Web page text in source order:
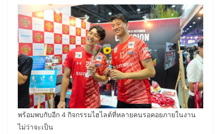
พร้อมพบกับอีก 4 กิจกรรมไฮไลต์ที่หลายคนรอคอยภายในงาน
ไม่ว่าจะเป็น